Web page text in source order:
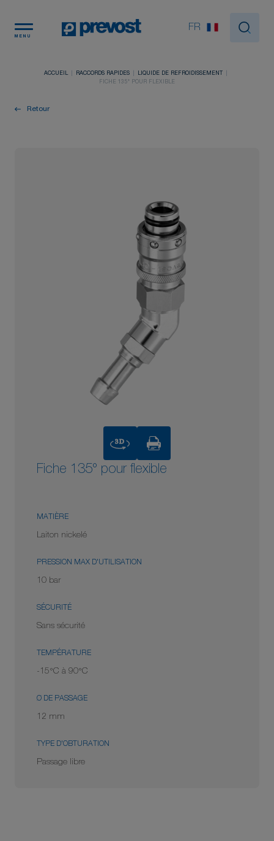
MENU
FR
ACCUEIL RACCORDS RAPIDES
LIQUIDE DE REFROIDISSEMENT
FICHE 135° POUR FLEXIBLE
Retour
3D
Fiche 135° pour flexible
MATIÈRE
Laiton nickelé
PRESSION MAX D'UTILISATION
10 bar
SÉCURITÉ
Sans sécurité
TEMPÉRATURE
-15°C à 90°C
Ø DE PASSAGE
12 mm
TYPE D'OBTURATION
Passage libre